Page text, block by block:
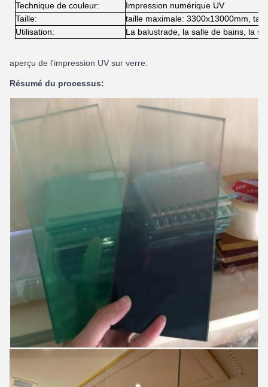
Technique de couleur:
Impression numérique UV
Taille:
taille maximale: 3300x13000mm,
Utilisation:
La balustrade, la salle de bains, la
aperçu de l'impression UV sur verre:
Résumé du processus: